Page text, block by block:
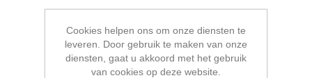
Voorlichting geven /
voorbereidend werk
Cookies helpen ons om onze diensten te
leveren. Door gebruik te maken van onze
diensten, gaat u akkoord met het gebruik
van cookies op deze website.